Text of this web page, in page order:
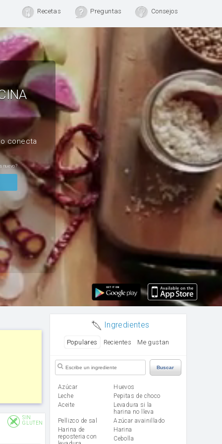
Recetas Preguntas Consejos
conecta
nuevo?
SIN
GLUTEN
Ingredientes
Populares Recientes Me gustan
Buscar
Azúcar
huevos
leche
Pepitas de choco
aceite
Levadura si la
harina no lleva
Pellizco de sal
Azúcar avainillado
Harina de
reposteria con
harina
cebolla